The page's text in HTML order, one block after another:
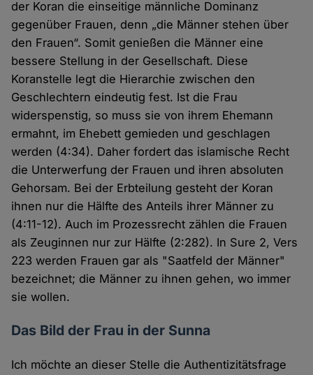
der Koran die einseitige männliche Dominanz
gegenüber Frauen, denn „die Männer stehen über
den Frauen“. Somit genießen die Männer eine
bessere Stellung in der Gesellschaft. Diese
Koranstelle legt die Hierarchie zwischen den
Geschlechtern eindeutig fest. Ist die Frau
widerspenstig, so muss sie von ihrem Ehemann
ermahnt, im Ehebett gemieden und geschlagen
werden (4:34). Daher fordert das islamische Recht
die Unterwerfung der Frauen und ihren absoluten
Gehorsam. Bei der Erbteilung gesteht der Koran
ihnen nur die Hälfte des Anteils ihrer Männer zu
(4:11-12). Auch im Prozessrecht zählen die Frauen
als Zeuginnen nur zur Hälfte (2:282). In Sure 2, Vers
223 werden Frauen gar als "Saatfeld der Männer"
bezeichnet; die Männer zu ihnen gehen, wo immer
sie wollen.
Das Bild der Frau in der Sunna
Ich möchte an dieser Stelle die Authentizitätsfrage